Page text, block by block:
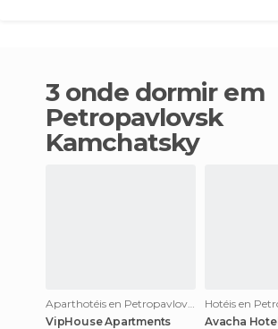
3 onde dormir em
Petropavlovsk
Kamchatsky
VipHouse Apartments
Avacha Hotel